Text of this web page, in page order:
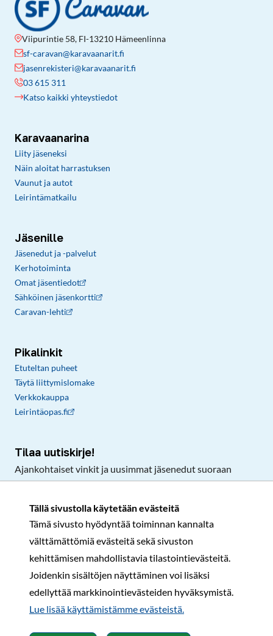
Tällä sivustolla käytetään evästeitä
Tämä sivusto hyödyntää toiminnan kannalta
välttämättömiä evästeitä sekä sivuston
kehittämisen mahdollistavia tilastointievästeitä.
Joidenkin sisältöjen näyttäminen voi lisäksi
edellyttää markkinointievästeiden hyväksymistä.
Lue lisää käyttämistämme evästeistä.​​​​​​
Viipurintie 58, FI-13210 Hämeenlinna
sf-caravan@karavaanarit.fi
jasenrekisteri@karavaanarit.fi
03 615 311
Katso kaikki yhteystiedot
Karavaanarina
Liity jäseneksi
Näin aloitat harrastuksen
Vaunut ja autot
Leirintämatkailu
Jäsenille
Jäsenedut ja -palvelut
Kerhotoiminta
Omat jäsentiedot
Sähköinen jäsenkortti
Caravan-lehti
Pikalinkit
Etuteltan puheet
Täytä liittymislomake
Verkkokauppa
Leirintäopas.fi
Tilaa uutiskirje!
Ajankohtaiset vinkit ja uusimmat jäsenedut suoraan
Rekisteri- ja tietosuojaselosteSopimusehdot